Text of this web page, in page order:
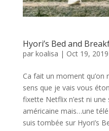
Hyori’s Bed and
par koalisa | Oct 19, 2019
Ca fait un moment qu’on
sens que je vais vous
fixette Netflix n’est ni
américaine mais…une
suis tombée sur Hyori’s